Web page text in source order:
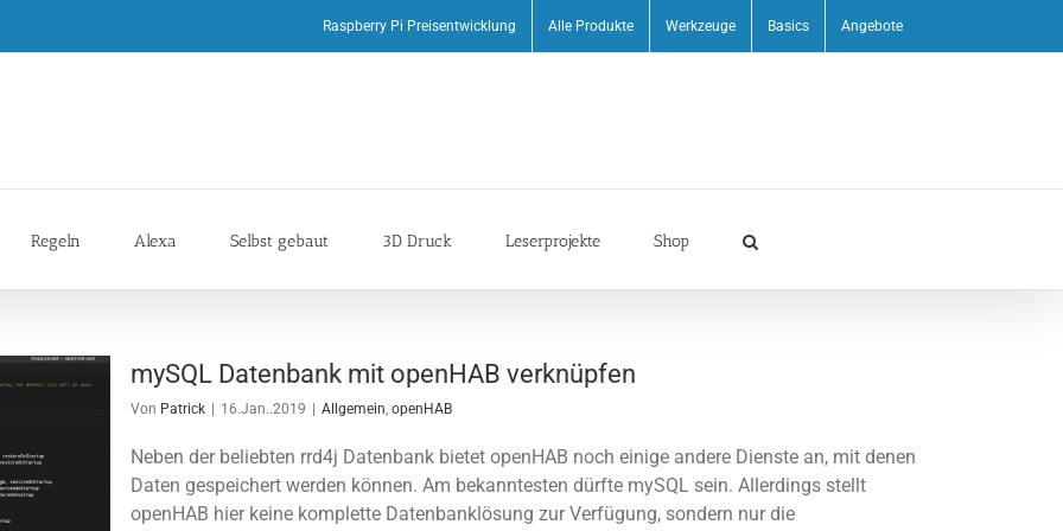
Raspberry Pi Preisentwicklung Alle Produkte Werkzeuge Basics Angebote
Regeln Alexa Selbst gebaut 3D Druck Leserprojekte Shop
mySQL Datenbank mit openHAB verknüpfen
Von Patrick 16.Jan..2019 Allgemein, openHAB
Neben der beliebten rrd4j Datenbank bietet openHAB noch einige andere Dienste an, mit denen
Daten gespeichert werden können. Am bekanntesten dürfte mySQL sein. Allerdings stellt
openHAB hier keine komplette Datenbanklösung zur Verfügung, sondern nur die